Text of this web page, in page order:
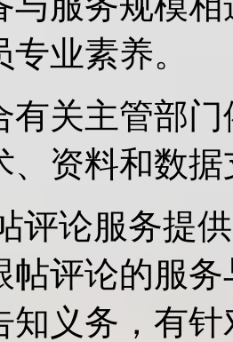
业素养。
有关主管部
、资料和数
评论服务提
帖评论的服
知义务，有